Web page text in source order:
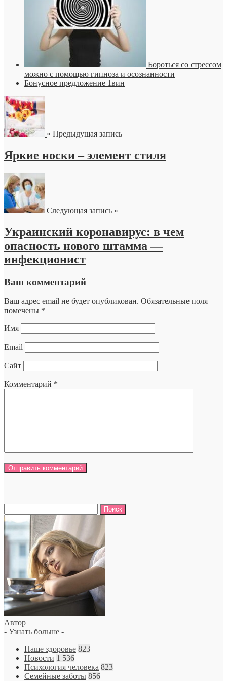
Бороться со стрессом
можно с помощью гипноза и осознанности
Бонусное предложение 1вин
« Предыдущая запись
Яркие носки – элемент стиля
Следующая запись »
Украинский коронавирус: в чем
опасность нового штамма —
инфекционист
Ваш комментарий
Ваш адрес email не будет опубликован. Обязательные поля
помечены *
Имя
Email
Сайт
Комментарий *
Автор
- Узнать больше -
Наше здоровье 823
Новости 1 536
Психология человека 823
Семейные заботы 856